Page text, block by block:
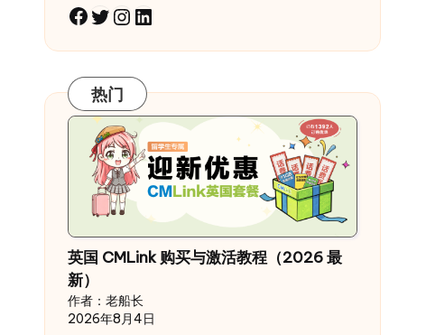
Facebook
Twitter
Instagram
LinkedIn
热门
英国 CMLink 购买与激活教程（2026 最
新）
作者：老船长
2026年8月4日